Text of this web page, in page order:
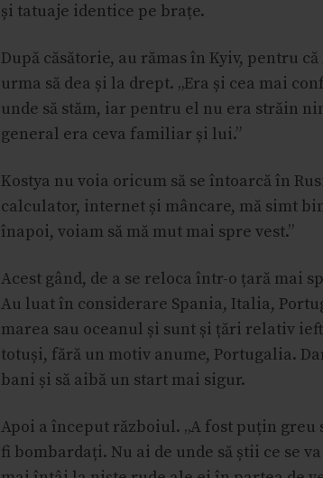
și tatuaje identice pe brațe.
După căsătorie, au rămas în Kyiv, pentru
urma să dea și la drept. „Era și cea mai
unde să stăm, iar pentru el nu era străin
general era ceva familiar și lui.”
Kostya nu voia oricum să se întoarcă în
calculator, internet și mâncare, mă simt
înapoi, voiam să mă mut mai spre vest.”
Acest gând, de a se reloca într-o țară mai
Au luat în considerare Spania, Italia,
marea sau oceanul și sunt și țări relativ
totuși, fără un motiv anume, Portugalia.
bani și să aibă un start mai sigur.
Apoi a început războiul. „A fost puțin greu
fi bombardați. Nu ai de unde să știi ce se